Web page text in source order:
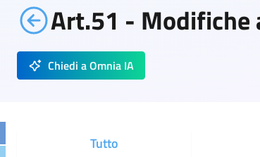
Art.51 - Modifiche
Chiedi a Omnia IA
Tutto